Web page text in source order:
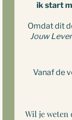
ik start
Omdat dit
Jouw
Vanaf de
Wil je weten